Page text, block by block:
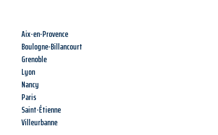
Aix-en-Provence
Boulogne-Billancourt
Grenoble
Lyon
Nancy
Paris
Saint-Étienne
Villeurbanne